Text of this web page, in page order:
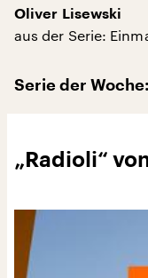
Oliver Lisewski
aus der Serie:
Serie der
„Radioli“